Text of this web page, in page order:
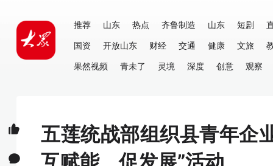
推荐 山东 热点 齐鲁制造 山东 短剧
国资
开放山东 财经 交通 健康 文旅
果然视频
青未了 灵境 深度 创意 观察
五莲统战部组织县青年企